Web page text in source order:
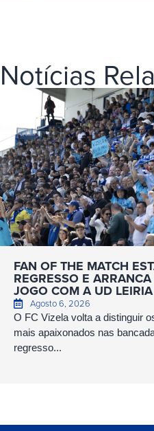
Notícias
FAN OF THE MATCH
REGRESSO E
JOGO COM A UD LEIRIA
Agosto 6, 2026
O FC Vizela volta a distinguir
mais apaixonados nas
regresso...